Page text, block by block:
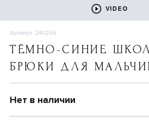
VIDEO
Артикул: 240266
ТЁМНО-СИНИЕ
БРЮКИ ДЛЯ
Нет в наличии